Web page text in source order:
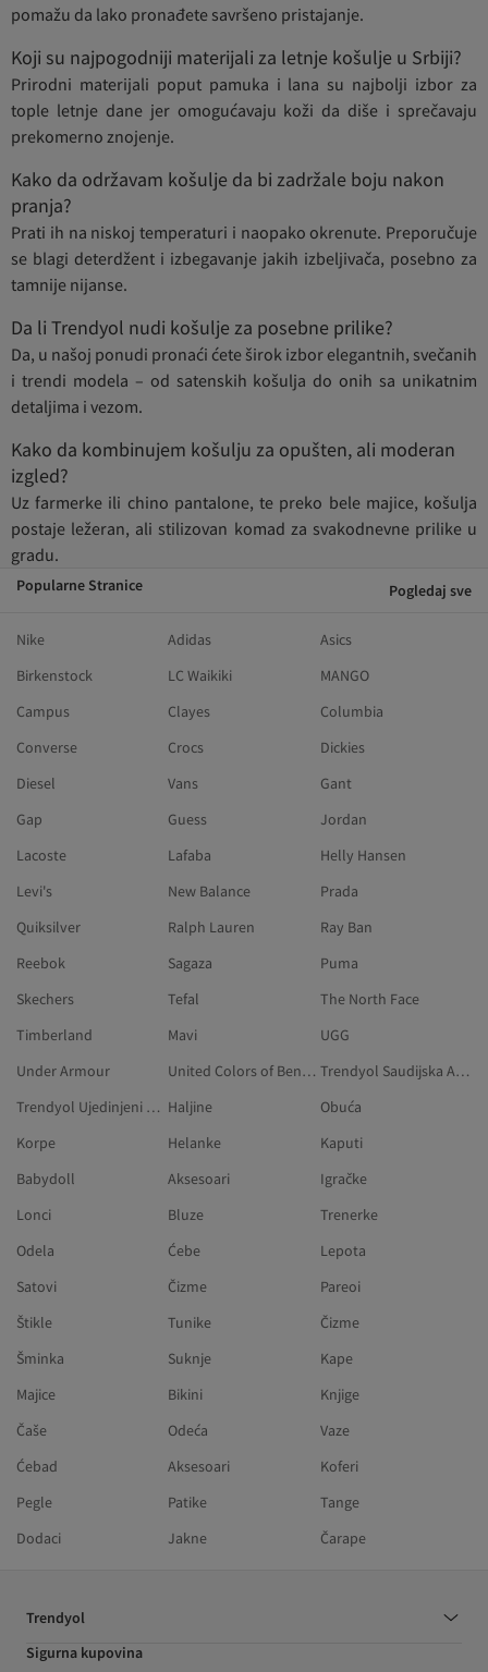
pomažu da lako pronađete savršeno pristajanje.
Koji su najpogodniji materijali za letnje košulje u Srbiji?
Prirodni materijali poput pamuka i lana su najbolji izbor za
tople letnje dane jer omogućavaju koži da diše i sprečavaju
prekomerno znojenje.
Kako da održavam košulje da bi zadržale boju nakon
pranja?
Prati ih na niskoj temperaturi i naopako okrenute. Preporučuje
se blagi deterdžent i izbegavanje jakih izbeljivača, posebno za
tamnije nijanse.
Da li Trendyol nudi košulje za posebne prilike?
Da, u našoj ponudi pronaći ćete širok izbor elegantnih, svečanih
i trendi modela – od satenskih košulja do onih sa unikatnim
detaljima i vezom.
Kako da kombinujem košulju za opušten, ali moderan
izgled?
Uz farmerke ili chino pantalone, te preko bele majice, košulja
postaje ležeran, ali stilizovan komad za svakodnevne prilike u
gradu.
Popularne Stranice Pogledaj sve
Nike Adidas
Asics
Birkenstock
LC Waikiki
MANGO
Campus
Clayes
Columbia
Converse
Crocs
Dickies
Diesel
Vans
Gant
Gap
Guess
Jordan
Lacoste
Lafaba
Helly Hansen
Levi's
New Balance
Prada
Quiksilver
Ralph Lauren
Ray Ban
Reebok
Sagaza
Puma
Skechers
Tefal
The North Face
Timberland
Mavi
UGG
Under Armour
United Colors of Benetton
Trendyol Saudijska Arabija
Trendyol Ujedinjeni Arapski Emirati Haljine
Obuća
Korpe
Helanke
Kaputi
Babydoll
Aksesoari
Igračke
Lonci
Bluze
Trenerke
Odela
Ćebe
Lepota
Satovi
Čizme
Pareoi
Štikle
Tunike
Čizme
Šminka
Suknje
Kape
Majice
Bikini
Knjige
Čaše
Odeća
Vaze
Ćebad
Aksesoari
Koferi
Pegle
Patike
Tange
Dodaci
Jakne Čarape
Trendyol
Sigurna kupovina